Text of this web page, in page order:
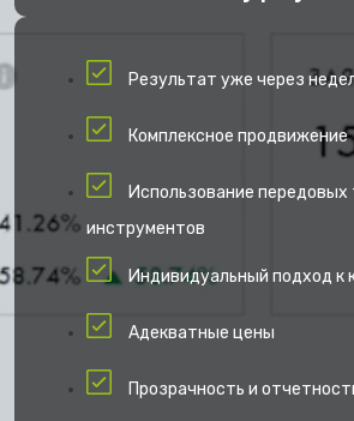
Результат уже через
Комплексное продвижение
Использование передовых
инструментов
Индивидуальный подход к
Адекватные цены
Прозрачность и